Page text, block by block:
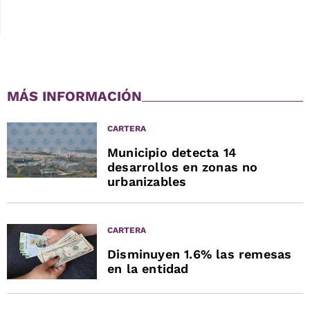
MÁS INFORMACIÓN
CARTERA
Municipio detecta 14
desarrollos en zonas no
urbanizables
CARTERA
Disminuyen 1.6% las remesas
en la entidad